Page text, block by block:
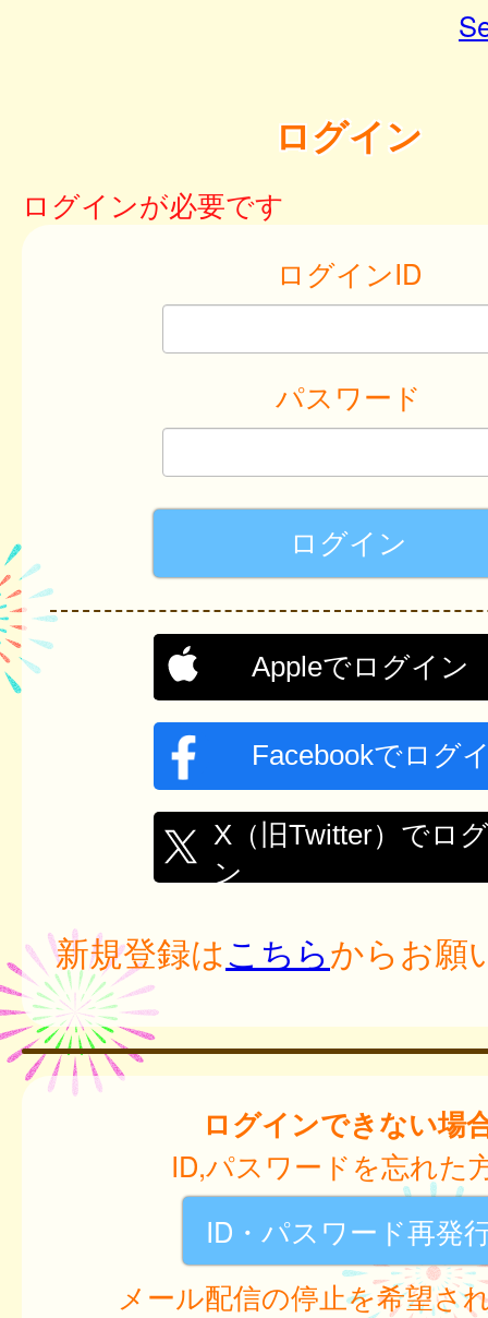
ログイン
ログインが必要です
ログインID
パスワード
Appleでログイン
Facebookでログ
X（旧Twitter）でロ
ン
新規登録はこちらからお願
ログインできない場
ID,パスワードを忘れた
ID・パスワード再発
メール配信の停止を希望さ